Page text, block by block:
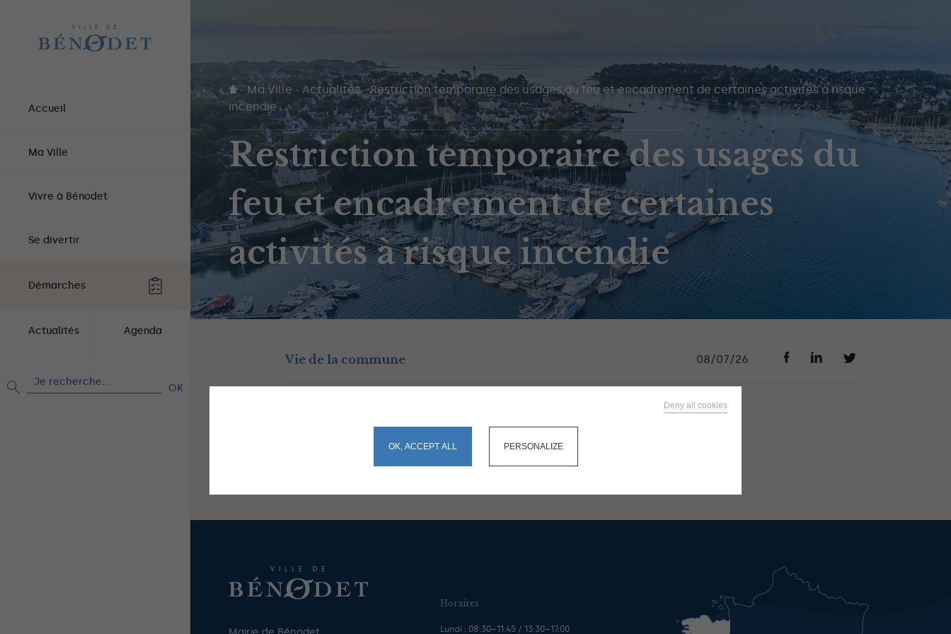
Accueil
Ma Ville
Vivre à Bénodet
Se divertir
Démarches
Actualités Agenda
Rechercher :
- Ma Ville - Actualités-Restriction temporaire des usages du feu et encadrement de certaines activités à risque
incendie
Restriction temporaire des usages du
feu et encadrement de certaines
activités à risque incendie
Vie de la commune 08/07/26
Horaires
Lundi : 08:30–11:45 / 13:30–17:00
OK, ACCEPT ALL
Deny all cookies
PERSONALIZE